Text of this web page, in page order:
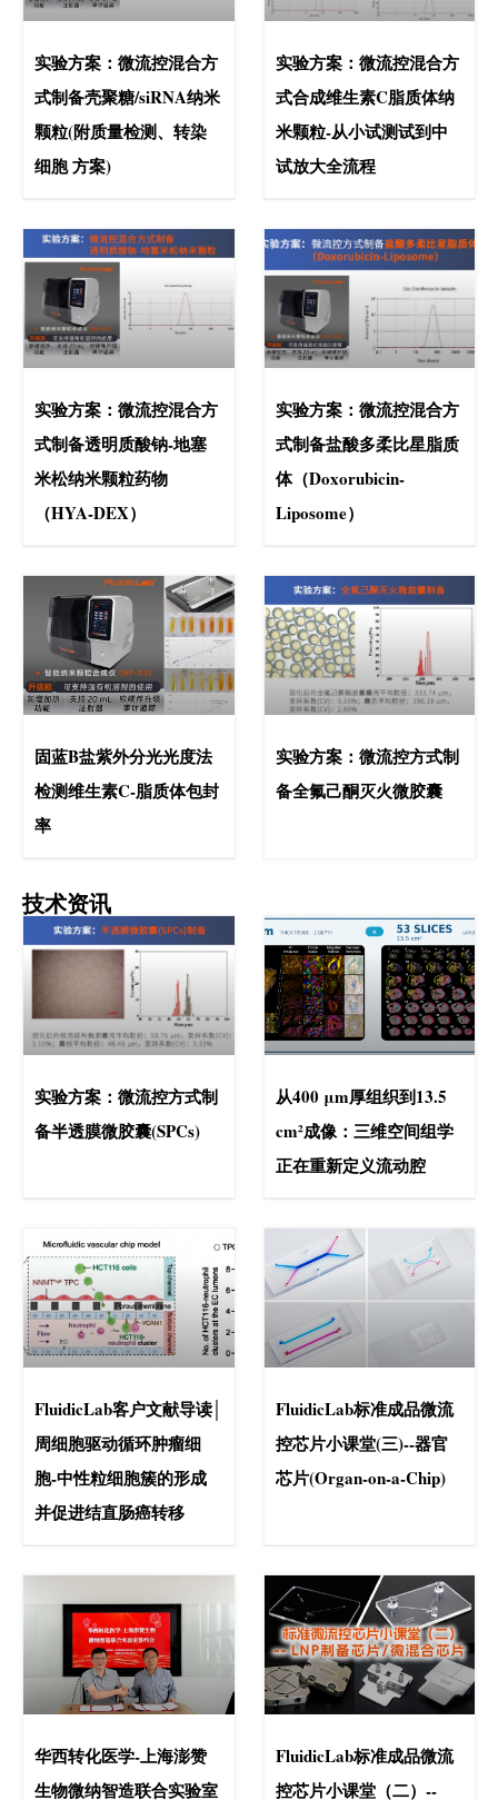
实验方案：微流控混合方
式制备壳聚糖/siRNA纳米
颗粒(附质量检测、转染
细胞 方案)
实验方案：微流控混合方
式合成维生素C脂质体纳
米颗粒-从小试测试到中
试放大全流程
实验方案：微流控混合方
式制备透明质酸钠-地塞
米松纳米颗粒药物
（HYA-DEX）
实验方案：微流控混合方
式制备盐酸多柔比星脂质
体（Doxorubicin-
Liposome）
固蓝B盐紫外分光光度法
检测维生素C-脂质体包封
率
实验方案：微流控方式制
备全氟己酮灭火微胶囊
技术资讯
实验方案：微流控方式制
备半透膜微胶囊(SPCs)
从400 μm厚组织到13.5
cm²成像：三维空间组学
正在重新定义流动腔
FluidicLab客户文献导读│
周细胞驱动循环肿瘤细
胞-中性粒细胞簇的形成
并促进结直肠癌转移
FluidicLab标准成品微流
控芯片小课堂(三)--器官
芯片(Organ-on-a-Chip)
华西转化医学-上海澎赞
生物微纳智造联合实验室
FluidicLab标准成品微流
控芯片小课堂（二）--